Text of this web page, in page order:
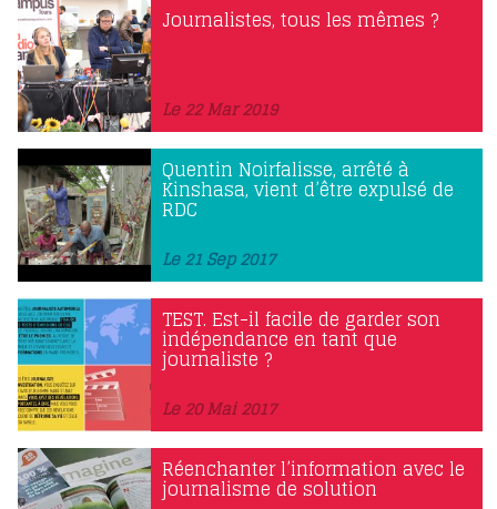
Journalistes, tous les mêmes ?
Le 22 Mar 2019
Quentin Noirfalisse, arrêté à
Kinshasa, vient d’être expulsé de
RDC
Le 21 Sep 2017
TEST. Est-il facile de garder son
indépendance en tant que
journaliste ?
Le 20 Mai 2017
Réenchanter l’information avec le
journalisme de solution